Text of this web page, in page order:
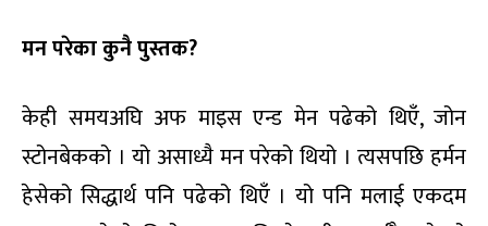
मन परेका कुनै पुस्तक?
केही समयअघि अफ माइस एन्ड मेन पढेको थिएँ, जोन
स्टोनबेकको । यो असाध्यै मन परेको थियो । त्यसपछि हर्मन
हेसेको सिद्धार्थ पनि पढेको थिएँ । यो पनि मलाई एकदम